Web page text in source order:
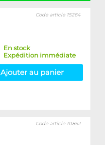
Code article 15264
En stock
Expédition immédiate
Ajouter au panier
Code article 10852